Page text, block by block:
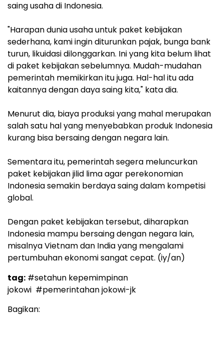
saing usaha di Indonesia.
"Harapan dunia usaha untuk paket kebijakan
sederhana, kami ingin diturunkan pajak, bunga bank
turun, likuidasi dilonggarkan. Ini yang kita belum lihat
di paket kebijakan sebelumnya. Mudah-mudahan
pemerintah memikirkan itu juga. Hal-hal itu ada
kaitannya dengan daya saing kita," kata dia.
Menurut dia, biaya produksi yang mahal merupakan
salah satu hal yang menyebabkan produk Indonesia
kurang bisa bersaing dengan negara lain.
Sementara itu, pemerintah segera meluncurkan
paket kebijakan jilid lima agar perekonomian
Indonesia semakin berdaya saing dalam kompetisi
global.
Dengan paket kebijakan tersebut, diharapkan
Indonesia mampu bersaing dengan negara lain,
misalnya Vietnam dan India yang mengalami
pertumbuhan ekonomi sangat cepat. (iy/an)
tag: #setahun kepemimpinan
jokowi #pemerintahan jokowi-jk
Bagikan: